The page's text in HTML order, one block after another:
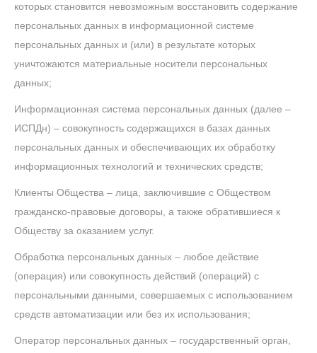
которых становится невозможным восстановить содержание
персональных данных в информационной системе
персональных данных и (или) в результате которых
уничтожаются материальные носители персональных
данных;
Информационная система персональных данных (далее –
ИСПДн) – совокупность содержащихся в базах данных
персональных данных и обеспечивающих их обработку
информационных технологий и технических средств;
Клиенты Общества – лица, заключившие с Обществом
гражданско-правовые договоры, а также обратившиеся к
Обществу за оказанием услуг.
Обработка персональных данных – любое действие
(операция) или совокупность действий (операций) с
персональными данными, совершаемых с использованием
средств автоматизации или без их использования;
Оператор персональных данных – государственный орган,